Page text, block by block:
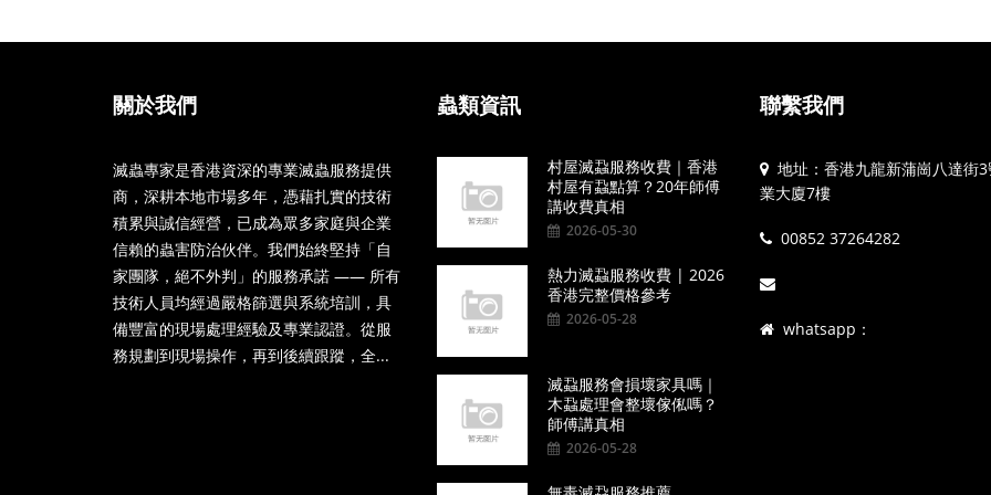
關於我們
滅蟲專家是香港資深的專業滅蟲服務提供
商，深耕本地市場多年，憑藉扎實的技術
積累與誠信經營，已成為眾多家庭與企業
信賴的蟲害防治伙伴。我們始終堅持「自
家團隊，絕不外判」的服務承諾 —— 所有
技術人員均經過嚴格篩選與系統培訓，具
備豐富的現場處理經驗及專業認證。從服
務規劃到現場操作，再到後續跟蹤，全...
蟲類資訊
村屋滅蝨服務收費｜香港
村屋有蝨點算？20年師傅
講收費真相
2026-05-30
熱力滅蝨服務收費 | 2026
香港完整價格參考
2026-05-28
滅蝨服務會損壞家具嗎｜
木蝨處理會整壞傢俬嗎？
師傅講真相
2026-05-28
聯繫我們
地址：香港九龍新蒲崗八達街
業大廈7樓
00852 37264282
whatsapp：